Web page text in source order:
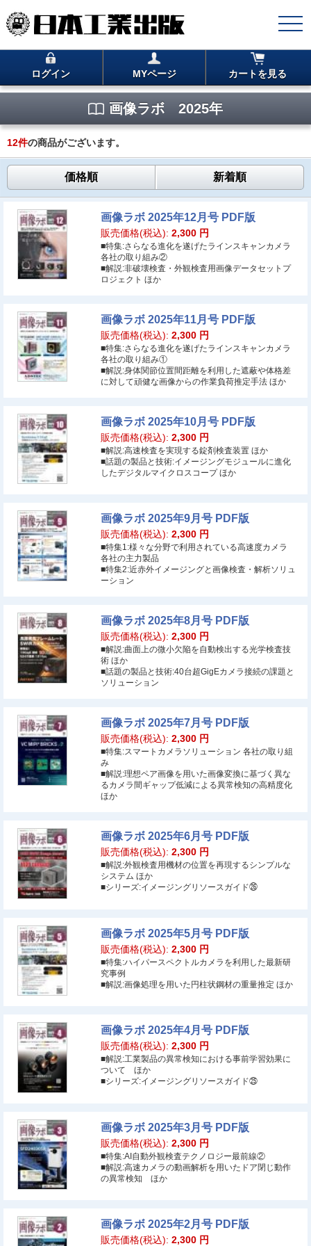
ログイン MYページ カートを見る
画像ラボ 2025年
12件の商品がございます。
価格順 新着順
画像ラボ 2025年12月号 PDF版
販売価格(税込): 2,300 円
■特集:さらなる進化を遂げたラインスキャンカメラ
各社の取り組み②
■解説:非破壊検査・外観検査用画像データセットプ
ロジェクト ほか
画像ラボ 2025年11月号 PDF版
販売価格(税込): 2,300 円
■特集:さらなる進化を遂げたラインスキャンカメラ
各社の取り組み①
■解説:身体関節位置間距離を利用した遮蔽や体格差
に対して頑健な画像からの作業負荷推定手法 ほか
画像ラボ 2025年10月号 PDF版
販売価格(税込): 2,300 円
■解説:高速検査を実現する錠剤検査装置 ほか
■話題の製品と技術:イメージングモジュールに進化
したデジタルマイクロスコープ ほか
画像ラボ 2025年9月号 PDF版
販売価格(税込): 2,300 円
■特集1:様々な分野で利用されている高速度カメラ
各社の主力製品
■特集2:近赤外イメージングと画像検査・解析ソリュ
ーション
画像ラボ 2025年8月号 PDF版
販売価格(税込): 2,300 円
■解説:曲面上の微小欠陥を自動検出する光学検査技
術 ほか
■話題の製品と技術:40台超GigEカメラ接続の課題と
ソリューション
画像ラボ 2025年7月号 PDF版
販売価格(税込): 2,300 円
■特集:スマートカメラソリューション 各社の取り組
み
■解説:理想ペア画像を用いた画像変換に基づく異な
るカメラ間ギャップ低減による異常検知の高精度化
ほか
画像ラボ 2025年6月号 PDF版
販売価格(税込): 2,300 円
■解説:外観検査用機材の位置を再現するシンプルな
システム ほか
■シリーズ:イメージングリソースガイド㉖
画像ラボ 2025年5月号 PDF版
販売価格(税込): 2,300 円
■特集:ハイパースペクトルカメラを利用した最新研
究事例
■解説:画像処理を用いた円柱状鋼材の重量推定 ほか
画像ラボ 2025年4月号 PDF版
販売価格(税込): 2,300 円
■解説:工業製品の異常検知における事前学習効果に
ついて ほか
■シリーズ:イメージングリソースガイド㉕
画像ラボ 2025年3月号 PDF版
販売価格(税込): 2,300 円
■特集:AI自動外観検査テクノロジー最前線②
■解説:高速カメラの動画解析を用いたドア閉じ動作
の異常検知 ほか
画像ラボ 2025年2月号 PDF版
販売価格(税込): 2,300 円